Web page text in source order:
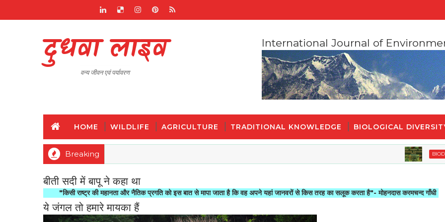
दुधवा लाइव
वन्य जीवन एवं पर्यावरण
International Journal of
HOME WILDLIFE AGRICULTURE TRADITIONAL KNOWLEDGE BIOLOGICAL
Breaking BIODIVERSITY
बीती सदी में बापू ने कहा था
"किसी राष्ट्र की महानता और नैतिक प्रगति को इस बात से मापा जाता है कि वह अपने यहां जानवरों से किस तरह का सलूक करता है"- मोहनदास करमचन्द गाँधी
ये जंगल तो हमारे मायका हैं